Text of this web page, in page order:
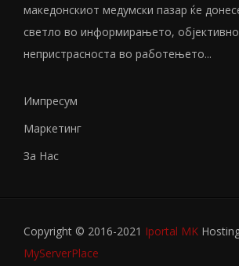
македонскиот медумски пазар ќе
светло во информирањето,
непристрасноста во работењето...
Импресум
Маркетинг
За Нас
Copyright © 2016-2021 Iportal MK
MyServerPlace